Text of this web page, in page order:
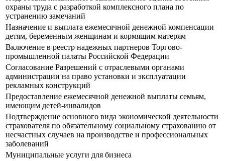
охраны труда с разработкой комплексного плана по
устранению замечаний
Назначение и выплата ежемесячной денежной компенсации
детям, беременным женщинам и кормящим матерям
Включение в реестр надежных партнеров Торгово-
промышленной палаты Российской Федерации
Согласование Разрешений с отраслевыми органами
администрации на право установки и эксплуатации
рекламных конструкций
Предоставление ежемесячной денежной выплаты семьям,
имеющим детей-инвалидов
Подтверждение основного вида экономической деятельности
страхователя по обязательному социальному страхованию от
несчастных случаев на производстве и профессиональных
заболеваний
Муниципальные услуги для бизнеса